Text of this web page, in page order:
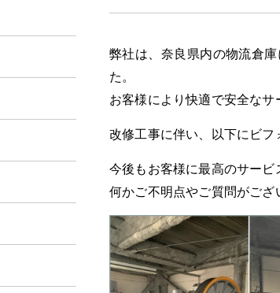
弊社は、奈良県内の物流倉
た。
お客様により快適で安全なサ
改修工事に伴い、以下にビフ
今後もお客様に最高のサービ
何かご不明点やご質問がござ